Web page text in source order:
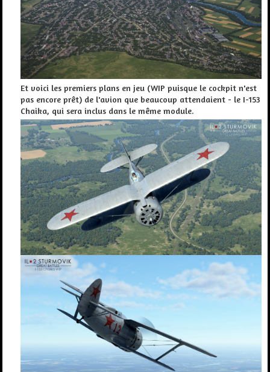
Et voici les premiers plans en jeu (WIP puisque le cockpit n'est
pas encore prêt) de l'avion que beaucoup attendaient - le I-153
Chaika, qui sera inclus dans le même module.